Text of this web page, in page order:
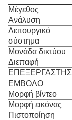
Μέγεθος
Ανάλυση
Λειτουργικό
σύστημα
Μονάδα δικτύου
Διεπαφή
ΕΠΕΞΕΡΓΑΣΤΗΣ
ΕΜΒΟΛΟ
Μορφή βίντεο
Μορφή εικόνας
Πιστοποίηση